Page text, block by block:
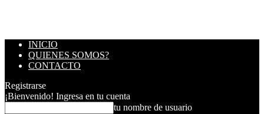
INICIO
QUIENES SOMOS?
CONTACTO
Registrarse
¡Bienvenido! Ingresa en tu cuenta
tu nombre de usuario